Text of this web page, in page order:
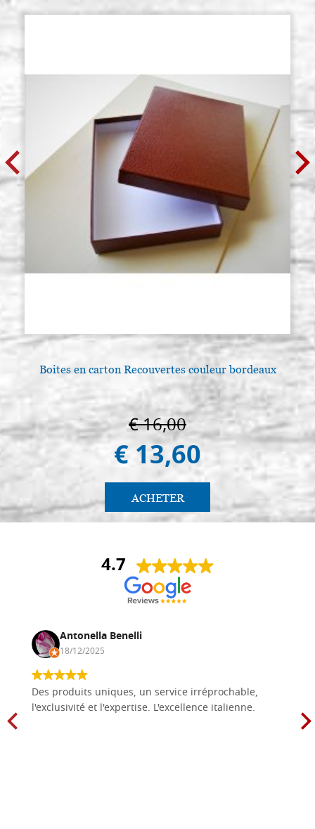
Boites en carton Recouvertes couleur bordeaux
€ 16,00
€ 13,60
ACHETER
4.7
Antonella Benelli
18/12/2025
Des produits uniques, un service irréprochable,
l'exclusivité et l'expertise. L'excellence italienne.